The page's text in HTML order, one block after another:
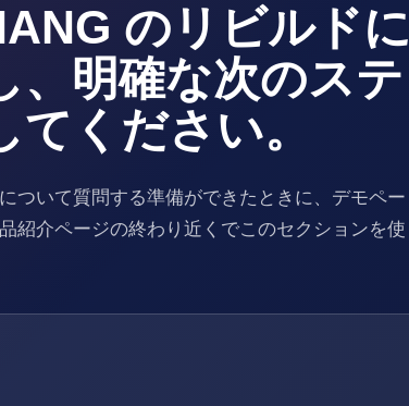
のリビルドに
、明確な次のステ
ください。
ついて質問する準備ができたときに、デモペー
紹介ページの終わり近くでこのセクションを使